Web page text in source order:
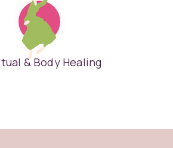
& Body Healing